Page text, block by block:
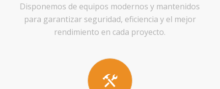
Disponemos de equipos modernos y mantenidos
para garantizar seguridad, eficiencia y el mejor
rendimiento en cada proyecto.